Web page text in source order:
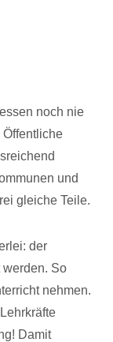
noch nie
Öffentliche
und
gleiche Teile.
der
werden. So
nehmen.
Damit